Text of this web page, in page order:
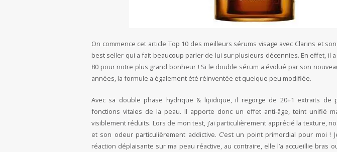
On commence cet article Top 10 des meilleurs sérums visage avec Clarins et
best seller qui a fait beaucoup parler de lui sur plusieurs décennies. En effet, il
80 pour notre plus grand bonheur ! Si le double sérum a évolué par son
années, la formule a également été réinventée et quelque peu modifiée.
Avec sa double phase hydrique & lipidique, il regorge de 20+1 extraits de
fonctions vitales de la peau. Il apporte donc un effet anti-âge, teint unifié
visiblement réduits. Lors de mon test, j’ai particulièrement apprécié la texture,
et son odeur particulièrement addictive. C’est un point primordial pour moi !
réaction déplaisante sur ma peau réactive, au contraire, elle l’a accueillie bras